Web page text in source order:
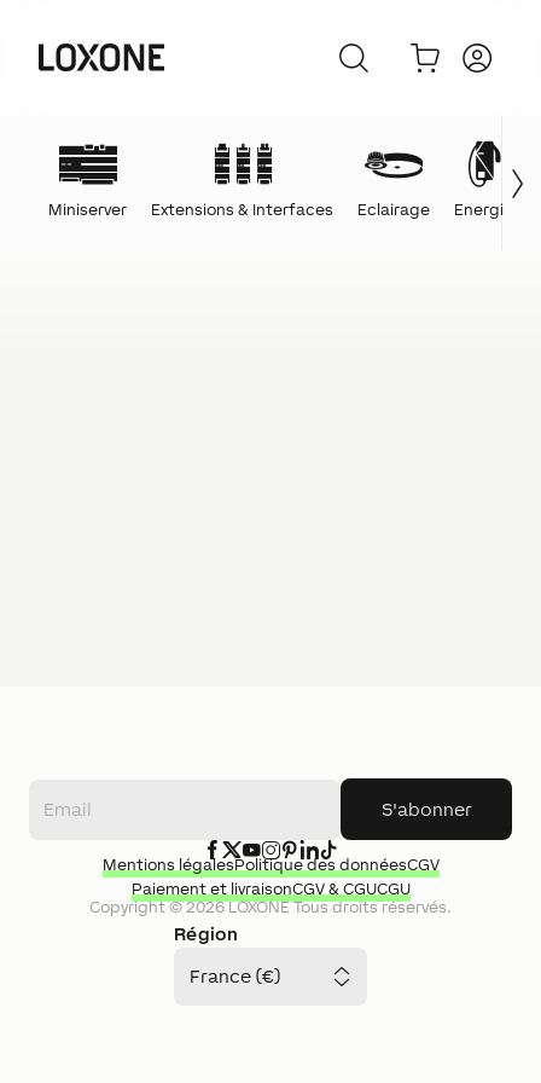
Miniserver Extensions & Interfaces Eclairage Energie
S'abonner
Région
France (€)
Copyright ©2026LOXONETous droits réservés.
Mentions légalesPolitique des donnéesCGV
Paiement et livraisonCGV & CGUCGU